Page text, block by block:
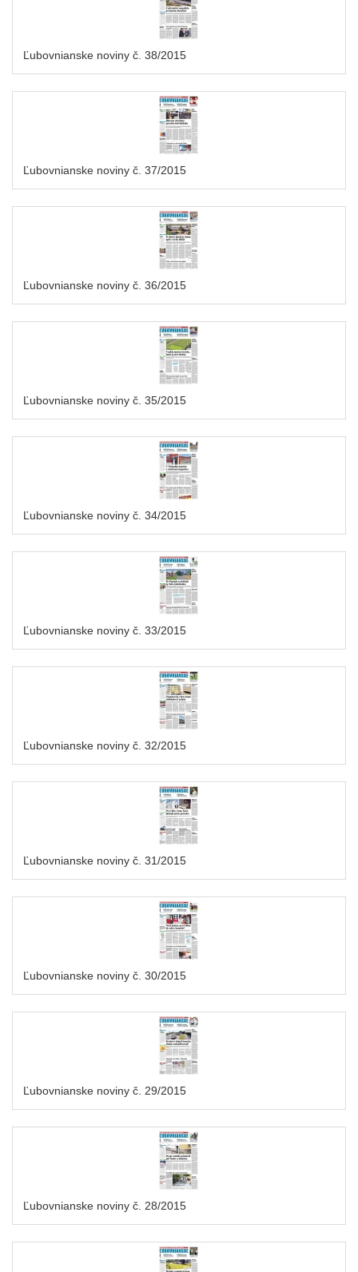
Ľubovnianske noviny č. 38/2015
Ľubovnianske noviny č. 37/2015
Ľubovnianske noviny č. 36/2015
Ľubovnianske noviny č. 35/2015
Ľubovnianske noviny č. 34/2015
Ľubovnianske noviny č. 33/2015
Ľubovnianske noviny č. 32/2015
Ľubovnianske noviny č. 31/2015
Ľubovnianske noviny č. 30/2015
Ľubovnianske noviny č. 29/2015
Ľubovnianske noviny č. 28/2015